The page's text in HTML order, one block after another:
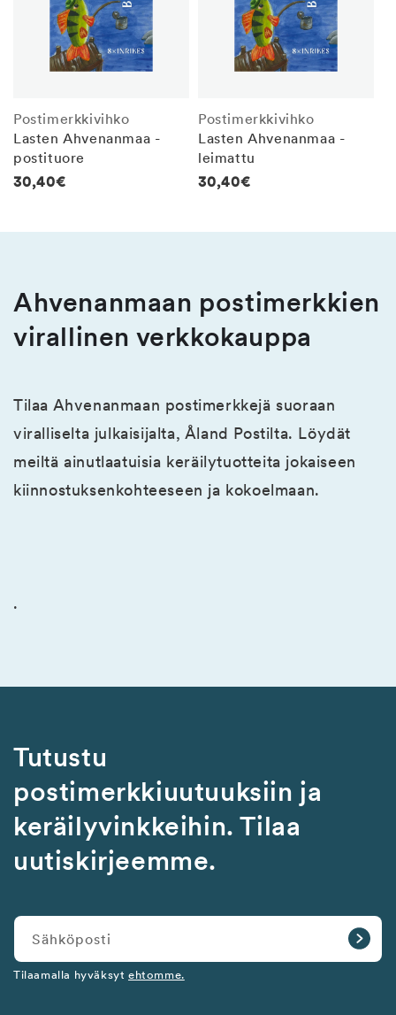
Postimerkkivihko
Lasten Ahvenanmaa -
postituore
Normaalihinta
30,40€
Postimerkkivihko
Lasten Ahvenanmaa -
leimattu
Normaalihinta
30,40€
Ahvenanmaan postimerkkien
virallinen verkkokauppa
Tilaa Ahvenanmaan postimerkkejä suoraan
viralliselta julkaisijalta, Åland Postilta. Löydät
meiltä ainutlaatuisia keräilytuotteita jokaiseen
kiinnostuksenkohteeseen ja kokoelmaan.
.
Tutustu
postimerkkiuutuuksiin ja
keräilyvinkkeihin. Tilaa
uutiskirjeemme.
Sähköposti
Tilaamalla hyväksyt ehtomme.